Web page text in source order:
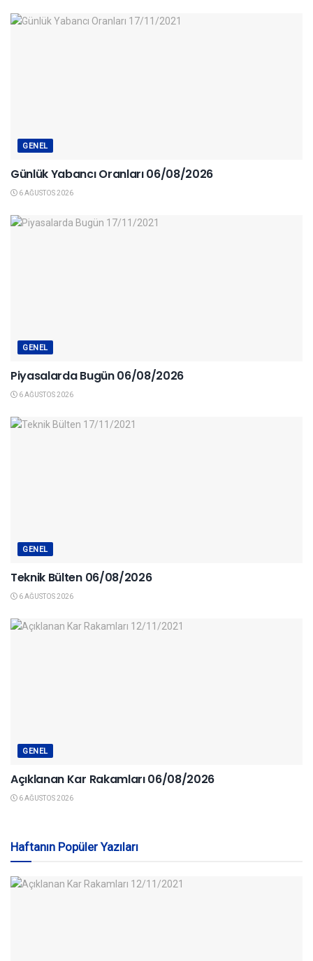
GENEL
Günlük Yabancı Oranları 06/08/2026
6 AĞUSTOS 2026
GENEL
Piyasalarda Bugün 06/08/2026
6 AĞUSTOS 2026
GENEL
Teknik Bülten 06/08/2026
6 AĞUSTOS 2026
GENEL
Açıklanan Kar Rakamları 06/08/2026
6 AĞUSTOS 2026
Haftanın Popüler Yazıları